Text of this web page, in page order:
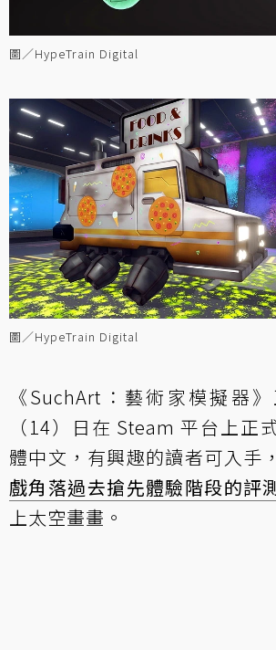
圖／HypeTrain Digital
圖／HypeTrain Digital
《SuchArt：藝術家模擬器
（14）日在 Steam 平台上正
體中文，有興趣的讀者可入手
戲角落過去搶先體驗階段的評
上太空畫畫。